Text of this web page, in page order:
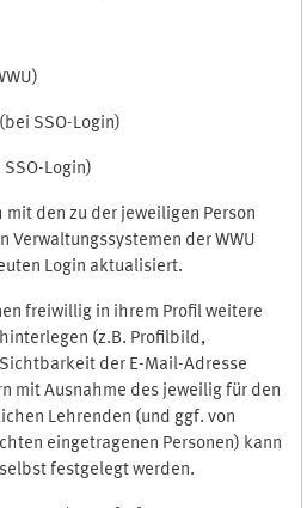
SSO-Login)
Login)
den zu der jeweiligen Person
Verwaltungssystemen der WWU
Login aktualisiert.
freiwillig in ihrem Profil weitere
(z.B. Profilbild,
der E-Mail-Adresse
mit Ausnahme des jeweilig für den
Lehrenden (und ggf. von
eingetragenen Personen) kann
festgelegt werden.